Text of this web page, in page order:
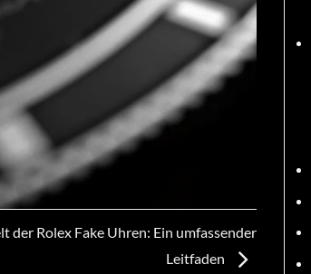
der Rolex Fake Uhren: Ein umfassender
Leitfaden